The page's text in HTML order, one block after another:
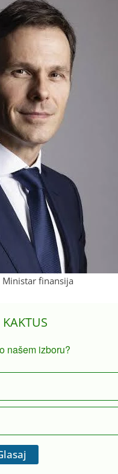
Ministar finansija
KAKTUS
našem izboru?